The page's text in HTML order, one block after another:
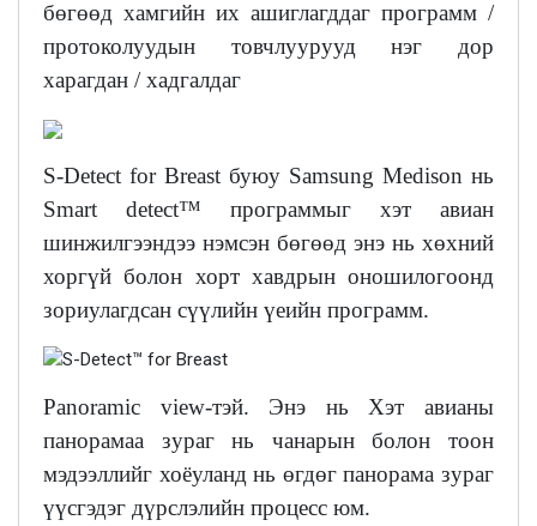
бөгөөд хамгийн их ашиглагддаг программ /
протоколуудын товчлуурууд нэг дор
харагдан / хадгалдаг
S-Detect for Breast буюу Samsung Medison нь
Smart detect™ программыг хэт авиан
шинжилгээндээ нэмсэн бөгөөд энэ нь хөхний
хоргүй болон хорт хавдрын оношилогоонд
зориулагдсан сүүлийн үеийн программ.
Panoramic view-тэй. Энэ нь Хэт авианы
панорамаа зураг нь чанарын болон тоон
мэдээллийг хоёуланд нь өгдөг панорама зураг
үүсгэдэг дүрслэлийн процесс юм.